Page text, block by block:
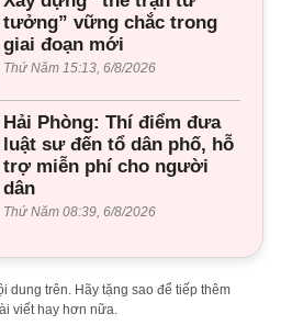
tưởng” vững chắc trong
giai đoạn mới
Thứ Năm 15:13, 6/8/2026
Hải Phòng: Thí điểm đưa
luật sư đến tổ dân phố, hỗ
trợ miễn phí cho người
dân
Thứ Năm 08:39, 6/8/2026
dung trên. Hãy tặng sao để tiếp thêm
viết hay hơn nữa.